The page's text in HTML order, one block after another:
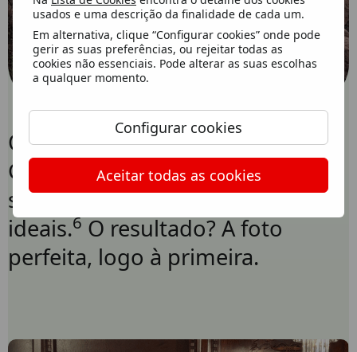
usados e uma descrição da finalidade de cada um.
Em alternativa, clique “Configurar cookies” onde pode
gerir as suas preferências, ou rejeitar todas as
cookies não essenciais. Pode alterar as suas escolhas
a qualquer momento.
Configurar cookies
Aceitar todas as cookies
O Assistente de câmara usa o
Gemini para ler o ambiente e
sugerir o enquadramento e a luz
ideais.6 O resultado? A foto
perfeita, logo à primeira.